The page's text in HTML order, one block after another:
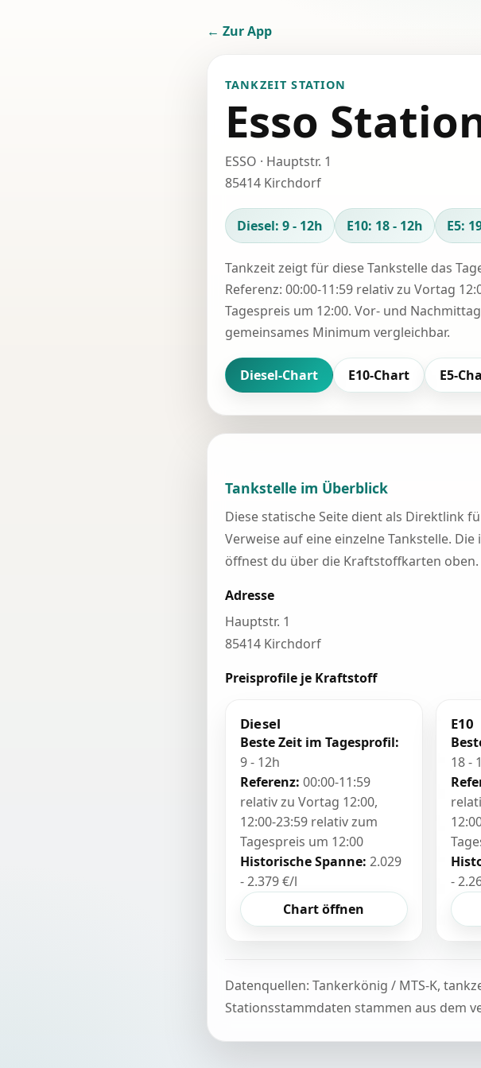
← Zur App
TANKZEIT STATION
Esso
ESSO · Hauptstr. 1
85414 Kirchdorf
Diesel: 9 - 12h E10: 18 - 12h E5:
Tankzeit zeigt für diese Tankstelle das
Referenz: 00:00-11:59 relativ zu Vortag
Tagespreis um 12:00. Vor- und
gemeinsames Minimum vergleichbar.
Diesel-Chart E10-Chart E5-
Tankstelle im Überblick
Diese statische Seite dient als Direktlink
Verweise auf eine einzelne Tankstelle.
öffnest du über die Kraftstoffkarten oben.
Adresse
Hauptstr. 1
85414 Kirchdorf
Preisprofile je Kraftstoff
Diesel
Beste Zeit im Tagesprofil:
9 - 12h
Referenz: 00:00-11:59
relativ zu Vortag 12:00,
12:00-23:59 relativ zum
Tagespreis um 12:00
Historische Spanne: 2.029
- 2.379 €/l
Chart öffnen
E10
18 -
-
Datenquellen: Tankerkönig / MTS-K,
Stationsstammdaten stammen aus dem